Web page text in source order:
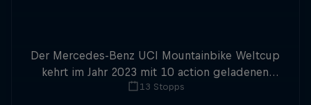
Der Mercedes-Benz UCI Mountainbike Weltcup
kehrt im Jahr 2023 mit 10 action geladenen
Stopps zurück, darunter acht Downhill- und
13 Stopps